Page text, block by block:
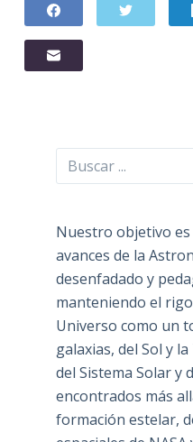
Buscar
Nuestro objetivo
avances de la
desenfadado y
manteniendo el
Universo como un
galaxias, del Sol y
del Sistema Solar y
encontrados más
formación estelar,